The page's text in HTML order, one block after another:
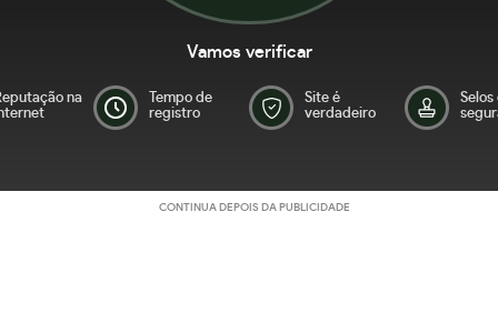
Vamos verificar
na
Tempo de
registro
Site é
verdadeiro
Selos
CONTINUA DEPOIS DA PUBLICIDADE